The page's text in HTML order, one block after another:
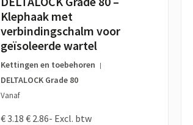
Klephaak met
verbindingschalm voor
geïsoleerde wartel
Kettingen en toebehoren
DELTALOCK Grade 80
Vanaf
€ 3.18 € 2.86- Excl. btw